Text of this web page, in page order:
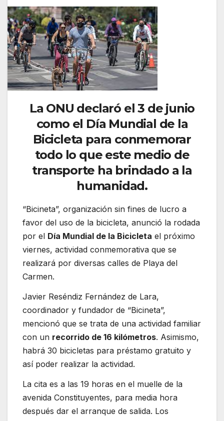
La ONU declaró el 3 de junio
como el Día Mundial de la
Bicicleta para conmemorar
todo lo que este medio de
transporte ha brindado a la
humanidad.
“Bicineta”, organización sin fines de lucro a
favor del uso de la bicicleta, anunció la rodada
por el Día Mundial de la Bicicleta el próximo
viernes, actividad conmemorativa que se
realizará por diversas calles de Playa del
Carmen.
Javier Reséndiz Fernández de Lara,
coordinador y fundador de “Bicineta”,
mencionó que se trata de una actividad familiar
con un recorrido de 16 kilómetros. Asimismo,
habrá 30 bicicletas para préstamo gratuito y
así poder realizar la actividad.
La cita es a las 19 horas en el muelle de la
avenida Constituyentes, para media hora
después dar el arranque de salida. Los